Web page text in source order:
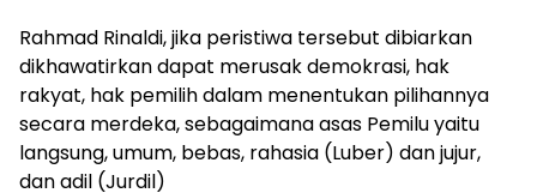
Rahmad Rinaldi, jika peristiwa tersebut dibiarkan
dikhawatirkan dapat merusak demokrasi, hak
rakyat, hak pemilih dalam menentukan pilihannya
secara merdeka, sebagaimana asas Pemilu yaitu
langsung, umum, bebas, rahasia (Luber) dan jujur,
dan adil (Jurdil)